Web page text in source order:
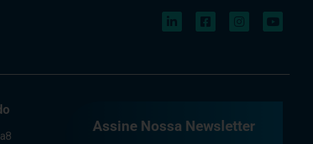
Assine Nossa Newsletter